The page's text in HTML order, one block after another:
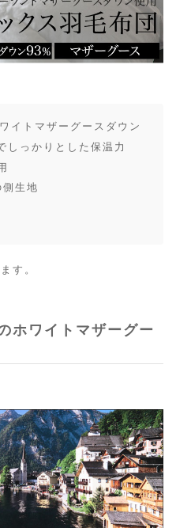
イトマザーグースダウン
しっかりとした保温力
生地
す。
ホワイトマザーグー